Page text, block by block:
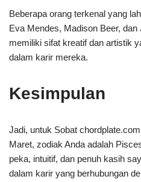
Beberapa orang terkenal yang
Eva Mendes, Madison Beer,
memiliki sifat kreatif dan artistik
dalam karir mereka.
Kesimpulan
Jadi, untuk Sobat
Maret, zodiak Anda adalah
peka, intuitif, dan penuh kasih
dalam karir yang berhubungan